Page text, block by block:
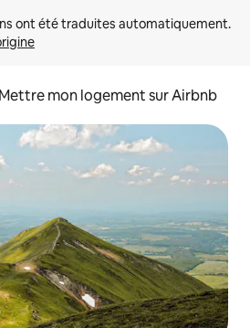
Mettre mon logement sur Airbnb